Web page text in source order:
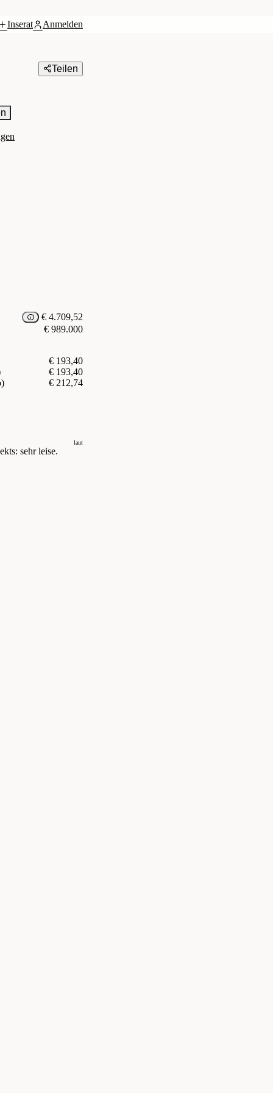
Inserat Anmelden
Teilen
laut
sehr leise.
€ 4.709,52
€ 989.000
€ 193,40
€ 193,40
€ 212,74